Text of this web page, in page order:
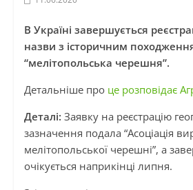
В Україні завершується
назви з історичним
“мелітопольська черешня”.
Детальніше про це розповідає
Деталі: Заявку на реєстрацію
зазначення подала “Асоціація
мелітопольської черешні”, а
очікується наприкінці липня.